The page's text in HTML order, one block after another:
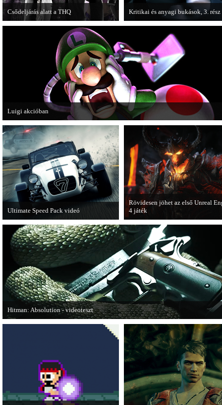
Csődeljárás alatt a THQ
Egy újabb videojáték-kiadó került
csődeljárás alá, aki nem más, mint a
Kritikai és anyagi bukások, 3. rész
című cikksorozatának utolsó
olvashatjuk.
Luigi akcióban
A Nintendo 3DS-re készülő Luigi's Mansion: Dark Moon újabb képeken
magát.
Ultimate Speed Pack videó
Már elérhető a Need for Speed Most
Wanted első nagyobb kiegészítő
csomagja.
Rövidesen jöhet az első Unreal
4 játék
A Zombie Studios készölő játéka
Epic Games legújabb motorját, az
Unreal Engine 4-et fogja
Hitman: Absolution - videoteszt
A PC Gurutól Bate és Chris mutatják be a legújabb Hitmant.